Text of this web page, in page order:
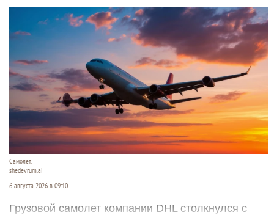
Самолет.
shedevrum.ai
6 августа 2026 в 09:10
Грузовой самолет компании DHL столкнулся с